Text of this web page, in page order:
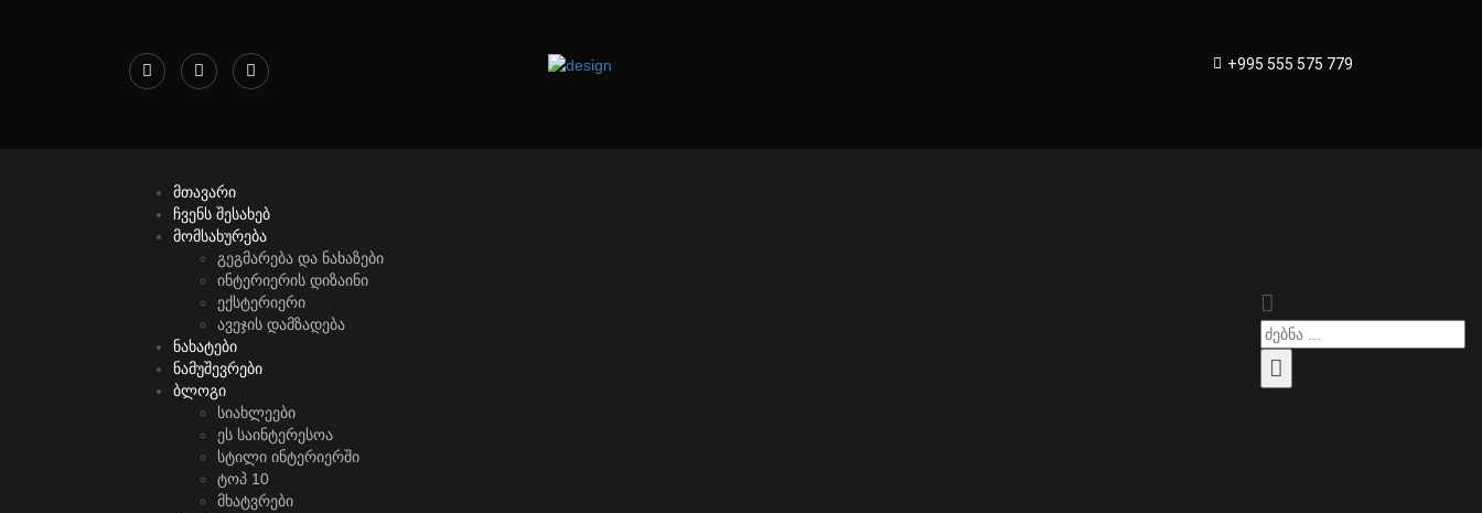
+995 555 575 779
მთავარი
ჩვენს შესახებ
მომსახურება
გეგმარება და ნახაზები
ინტერიერის დიზაინი
ექსტერიერი
ავეჯის დამზადება
ნახატები
ნამუშევრები
ბლოგი
სიახლეები
ეს საინტერესოა
სტილი ინტერიერში
ტოპ 10
მხატვრები